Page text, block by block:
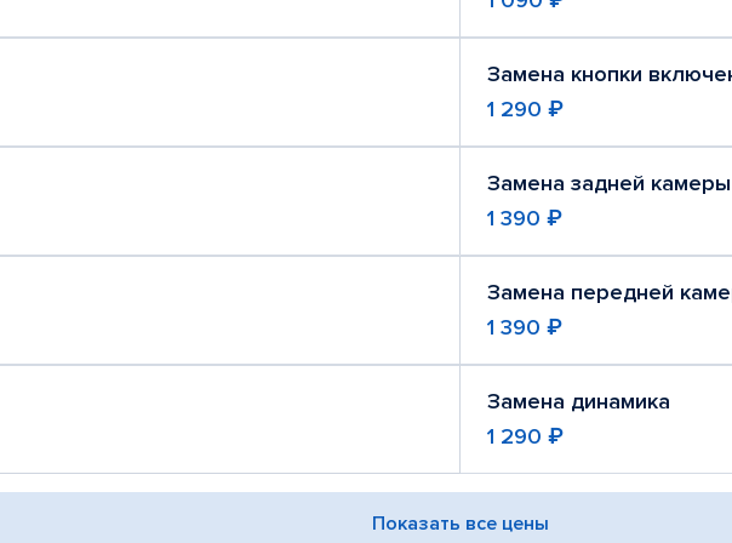
Замена кнопки
1 290 ₽
Замена задней камеры
1 390 ₽
Замена передней
1 390 ₽
Замена динамика
1 290 ₽
Показать все цены